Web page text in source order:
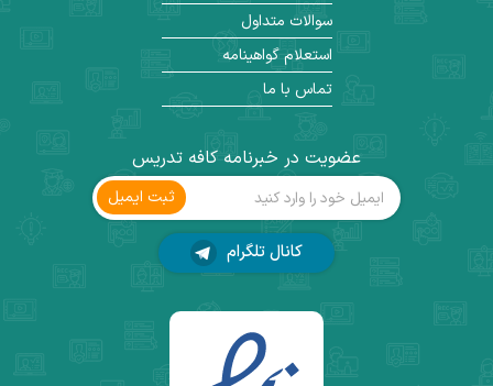
عضویت در خبرنامه کافه تدریس
ثبت ‌ایمیل
کانال تلگرام
سوالات متداول
استعلام گواهینامه
تماس با ما